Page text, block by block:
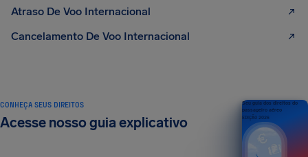
Atraso De Voo Internacional
Cancelamento De Voo Internacional
CONHEÇA SEUS DIREITOS
Acesse nosso guia explicativo
Seu guia dos direitos do
passageiro aéreo
EDIÇÃO 2026